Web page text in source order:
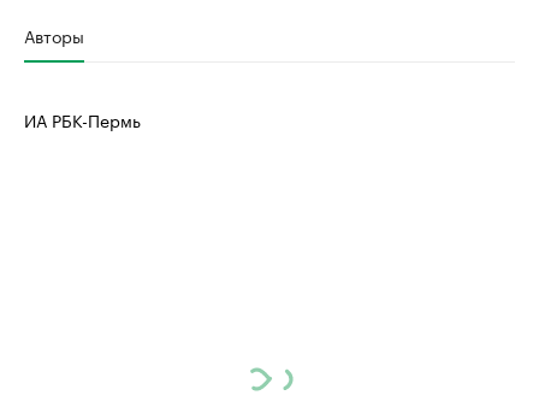
Авторы
ИА РБК-Пермь